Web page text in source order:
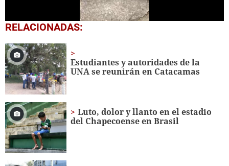
0
seconds
14
seconds
RELACIONADAS:
Estudiantes y autoridades de la
UNA se reunirán en Catacamas
Luto, dolor y llanto en el estadio
del Chapecoense en Brasil